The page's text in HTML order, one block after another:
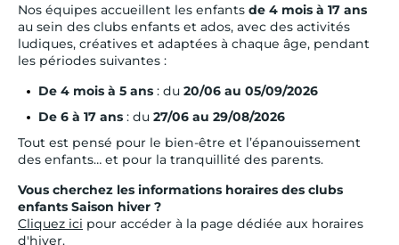
Nos équipes accueillent les enfants de 4 mois à 17 ans
au sein des clubs enfants et ados, avec des activités
ludiques, créatives et adaptées à chaque âge, pendant
les périodes suivantes :
De 4 mois à 5 ans : du 20/06 au 05/09/2026
De 6 à 17 ans : du 27/06 au 29/08/2026
Tout est pensé pour le bien-être et l’épanouissement
des enfants… et pour la tranquillité des parents.
Vous cherchez les informations horaires des clubs
enfants Saison hiver ?
Cliquez ici pour accéder à la page dédiée aux horaires
d'hiver.